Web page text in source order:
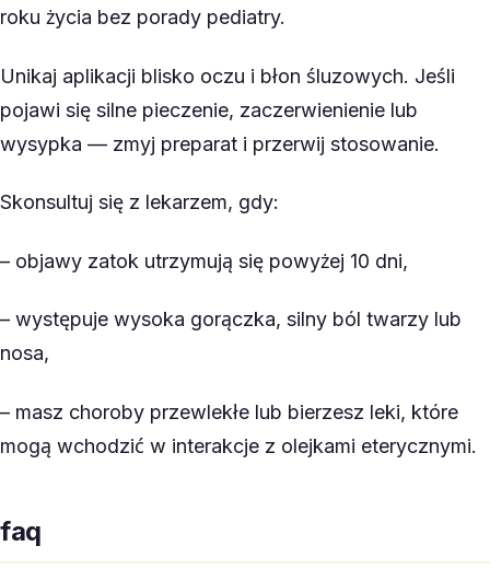
roku życia bez porady pediatry.
Unikaj aplikacji blisko oczu i błon śluzowych. Jeśli
pojawi się silne pieczenie, zaczerwienienie lub
wysypka — zmyj preparat i przerwij stosowanie.
Skonsultuj się z lekarzem, gdy:
– objawy zatok utrzymują się powyżej 10 dni,
– występuje wysoka gorączka, silny ból twarzy lub
nosa,
– masz choroby przewlekłe lub bierzesz leki, które
mogą wchodzić w interakcje z olejkami eterycznymi.
faq